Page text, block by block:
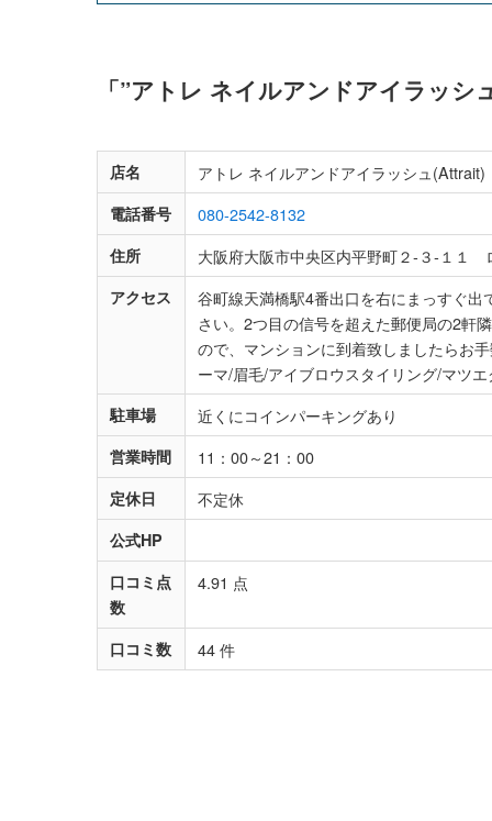
「”アトレ ネイルアンドアイラッ
店名 アトレ ネイルアンドアイラッシュ(Attrait)
電話番号 080-2542-8132
住所 大阪府大阪市中央区内平野町２‐３‐１１
アクセス
谷町線天満橋駅4番出口を右にまっすぐ
さい。2つ目の信号を超えた郵便局の2軒
ので、マンションに到着致しましたらお
ーマ/眉毛/アイブロウスタイリング/マツ
駐車場 近くにコインパーキングあり
営業時間 11：00～21：00
定休日 不定休
公式HP
口コミ点
数
4.91 点
口コミ数 44 件